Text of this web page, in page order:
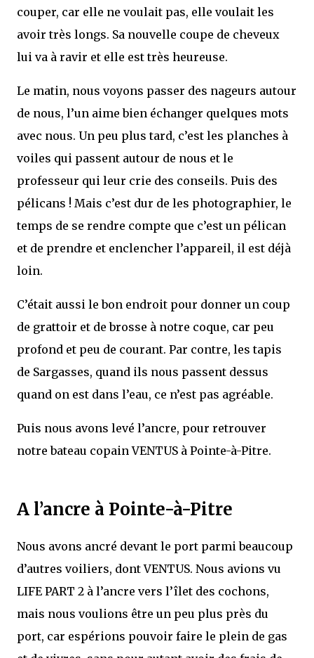
couper, car elle ne voulait pas, elle voulait les
avoir très longs. Sa nouvelle coupe de cheveux
lui va à ravir et elle est très heureuse.
Le matin, nous voyons passer des nageurs autour
de nous, l’un aime bien échanger quelques mots
avec nous. Un peu plus tard, c’est les planches à
voiles qui passent autour de nous et le
professeur qui leur crie des conseils. Puis des
pélicans ! Mais c’est dur de les photographier, le
temps de se rendre compte que c’est un pélican
et de prendre et enclencher l’appareil, il est déjà
loin.
C’était aussi le bon endroit pour donner un coup
de grattoir et de brosse à notre coque, car peu
profond et peu de courant. Par contre, les tapis
de Sargasses, quand ils nous passent dessus
quand on est dans l’eau, ce n’est pas agréable.
Puis nous avons levé l’ancre, pour retrouver
notre bateau copain VENTUS à Pointe-à-Pitre.
A l’ancre à Pointe-à-Pitre
Nous avons ancré devant le port parmi beaucoup
d’autres voiliers, dont VENTUS. Nous avions vu
LIFE PART 2 à l’ancre vers l’îlet des cochons,
mais nous voulions être un peu plus près du
port, car espérions pouvoir faire le plein de gas